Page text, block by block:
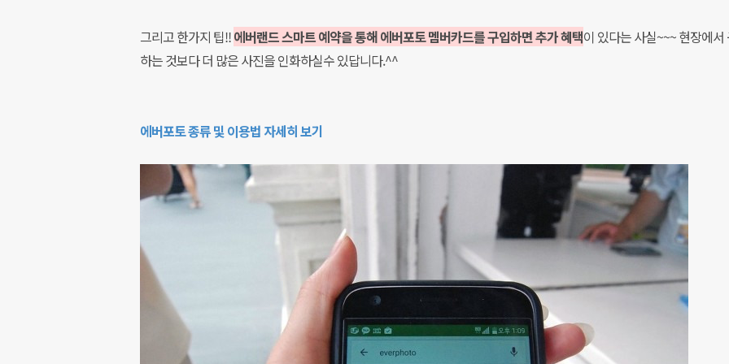
그리고 한가지 팁!!에버랜드 스마트 예약을 통해 에버포토 멤버카드를 구입하면 추가 혜택이 있다는 사실~~~ 현장에서
하는 것보다 더 많은 사진을 인화하실수 있답니다.^^
에버포토 종류 및 이용법 자세히 보기